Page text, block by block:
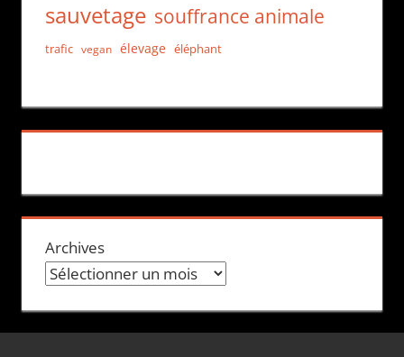
sauvetage souffrance animale
trafic vegan élevage éléphant
Archives